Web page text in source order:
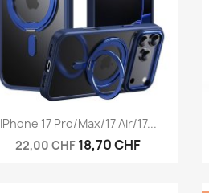
Aperçu rapide
IPhone 17 Pro/Max/17 Air/17...
22,00 CHF18,70 CHF